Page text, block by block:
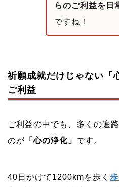
らのご利益を日
ですね！
祈願成就だけじゃない「
ご利益
ご利益の中でも、多くの遍
のが 「心の浄化」 です。
40日かけて1200kmを歩く